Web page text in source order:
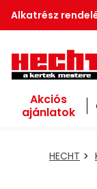
Alkatrész
Akciós
ajánlatok
HECHT